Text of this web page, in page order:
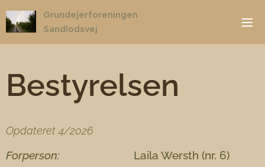
Grundejerforeningen
Sandlodsvej
Bestyrelsen
Opdateret 4/2026
Forperson: Laila Wersth (nr. 6)